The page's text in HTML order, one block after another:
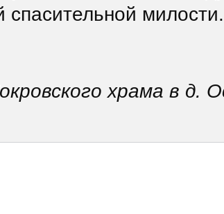
спасительной милости.
храма в д.